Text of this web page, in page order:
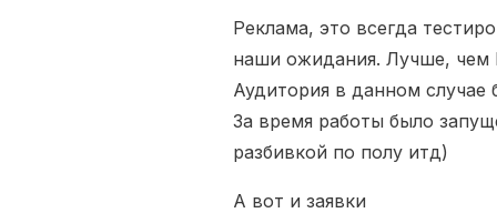
Реклама, это всегда
наши ожидания. Лучше, чем
Аудитория в данном
За время работы было
разбивкой по полу итд)
А вот и заявки